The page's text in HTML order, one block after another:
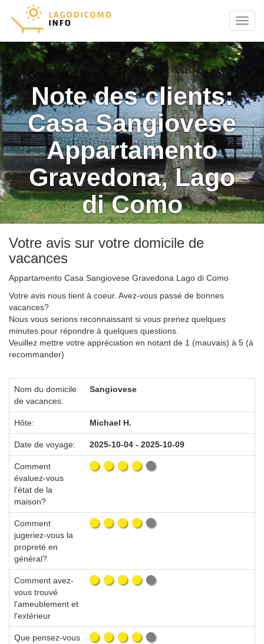
Menu
Note des clients:
Casa Sangiovese
Appartamento
Gravedona, Lago
di Como
Votre avis sur votre domicile de
vacances
Appartamento Casa Sangiovese Gravedona Lago di Como
Votre avis nous tient à coeur. Avez-vous passé de bonnes
vacances?
Nous vous serions reconnaissant si vous prenez quelques
minutes pour répondre à quelques questions.
Veuillez mettre votre appréciation en notant de 1 (mauvais) à 5 (à
recommander)
Nom du domicile
de vacances:
Sangiovese
Hôte: Michael H.
Date de voyage: 2025-10-04 - 2025-10-09
Comment
évaluez-vous
l'état de la
maison?
Comment
jugeriez-vous la
propreté en
général?
Comment avez-
vous trouvé
l'ameublement et
l'extérieur
Que pensez-vous